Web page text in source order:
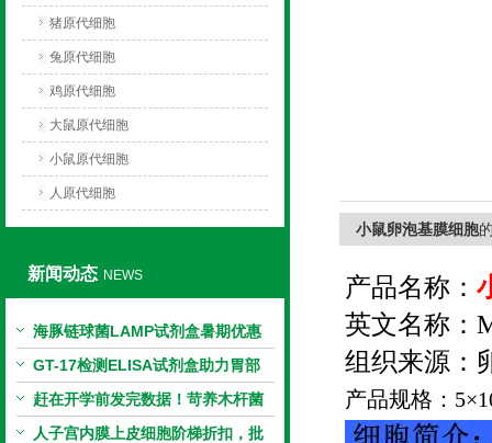
猪原代细胞
兔原代细胞
鸡原代细胞
大鼠原代细胞
小鼠原代细胞
人原代细胞
新闻动态 NEWS
海豚链球菌LAMP试剂盒暑期优惠
GT-17检测ELISA试剂盒助力胃部
相关指标样本定量研究
赶在开学前发完数据！苛养木杆菌
PCR检测试剂盒暑假优惠开启
人子宫内膜上皮细胞阶梯折扣，批
小鼠卵泡基膜细胞
产品名称：
英文名称：
组织来源：
产品规格： 5×